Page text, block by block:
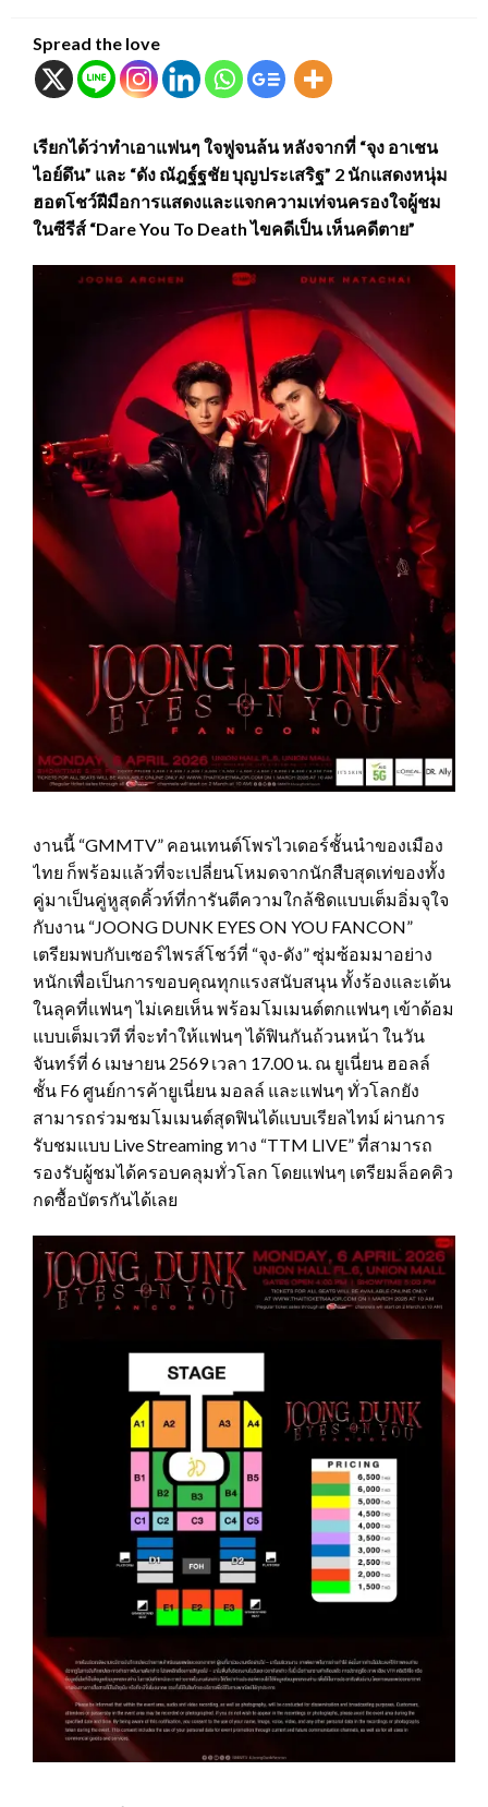
Spread the love
เรียกได้ว่าทำเอาแฟนๆ ใจฟูจนล้น หลังจากที่ “จุง อาเชน
ไอย์ดึน” และ “ดัง ณัฎฐ์ฐชัย บุญประเสริฐ” 2 นักแสดงหนุ่ม
ฮอตโชว์ฝีมือการแสดงและแจกความเท่จนครองใจผู้ชม
ในซีรีส์ “Dare You To Death ไขคดีเป็น เห็นคดีตาย”
งานนี้ “GMMTV” คอนเทนต์โพรไวเดอร์ชั้นนำของเมือง
ไทย ก็พร้อมแล้วที่จะเปลี่ยนโหมดจากนักสืบสุดเท่ของทั้ง
คู่มาเป็นคู่หูสุดคิ้วท์ที่การันตีความใกล้ชิดแบบเต็มอิ่มจุใจ
กับงาน “JOONG DUNK EYES ON YOU FANCON”
เตรียมพบกับเซอร์ไพรส์โชว์ที่ “จุง-ดัง” ซุ่มซ้อมมาอย่าง
หนักเพื่อเป็นการขอบคุณทุกแรงสนับสนุน ทั้งร้องและเต้น
ในลุคที่แฟนๆ ไม่เคยเห็น พร้อมโมเมนต์ตกแฟนๆ เข้าด้อม
แบบเต็มเวที ที่จะทำให้แฟนๆ ได้ฟินกันถ้วนหน้า ในวัน
จันทร์ที่ 6 เมษายน 2569 เวลา 17.00 น. ณ ยูเนี่ยน ฮอลล์
ชั้น F6 ศูนย์การค้ายูเนี่ยน มอลล์ และแฟนๆ ทั่วโลกยัง
สามารถร่วมชมโมเมนต์สุดฟินได้แบบเรียลไทม์ ผ่านการ
รับชมแบบ Live Streaming ทาง “TTM LIVE” ที่สามารถ
รองรับผู้ชมได้ครอบคลุมทั่วโลก โดยแฟนๆ เตรียมล็อคคิว
กดซื้อบัตรกันได้เลย